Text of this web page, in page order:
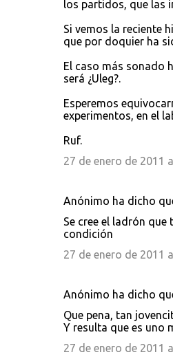
los partidos, que las
Si vemos la reciente
que por doquier ha
El caso más sonado
será ¿Uleg?.
Esperemos
experimentos, en el
Ruf.
27 de enero de 2011
Anónimo ha dicho
Se cree el ladrón
condición
27 de enero de 2011
Anónimo ha dicho
Que pena, tan
Y resulta que es uno
27 de enero de 2011